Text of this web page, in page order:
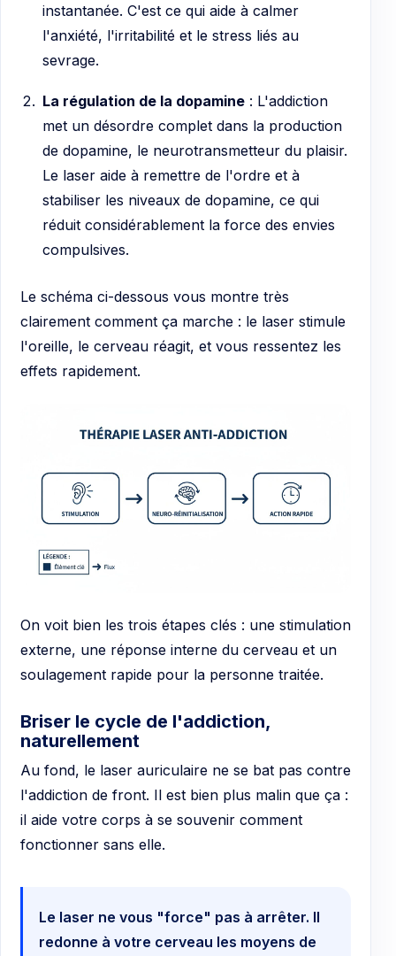
instantanée. C'est ce qui aide à calmer
l'anxiété, l'irritabilité et le stress liés au
sevrage.
La régulation de la dopamine: L'addiction
met un désordre complet dans la production
de dopamine, le neurotransmetteur du plaisir.
Le laser aide à remettre de l'ordre et à
stabiliser les niveaux de dopamine, ce qui
réduit considérablement la force des envies
compulsives.
Le schéma ci-dessous vous montre très
clairement comment ça marche : le laser stimule
l'oreille, le cerveau réagit, et vous ressentez les
effets rapidement.
On voit bien les trois étapes clés : une stimulation
externe, une réponse interne du cerveau et un
soulagement rapide pour la personne traitée.
Briser le cycle de l'addiction,
naturellement
Au fond, le laser auriculaire ne se bat pas contre
l'addiction de front. Il est bien plus malin que ça :
il aide votre corps à se souvenir comment
fonctionner sans elle.
Le laser ne vous "force" pas à arrêter. Il
redonne à votre cerveau les moyens de